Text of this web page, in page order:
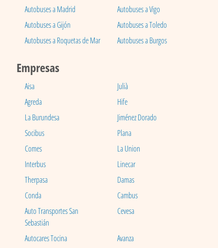
Autobuses a Madrid
Autobuses a Vigo
Autobuses a Gijón
Autobuses a Toledo
Autobuses a Roquetas de Mar
Autobuses a Burgos
Empresas
Aisa
Julià
Agreda
Hife
La Burundesa
Jiménez Dorado
Socibus
Plana
Comes
La Union
Interbus
Linecar
Therpasa
Damas
Conda
Cambus
Auto Transportes San
Sebastián
Cevesa
Autocares Tocina
Avanza